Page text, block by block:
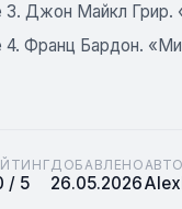
3. Джон Майкл Грир.
Франц Бардон.
/ 5
ДОБАВЛЕНО
26.05.2026